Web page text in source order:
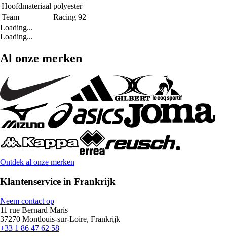
Hoofdmateriaal polyester
Team
Racing 92
Loading...
Loading...
Al onze merken
Ontdek al onze merken
Klantenservice in Frankrijk
Neem contact op
11 rue Bernard Maris
37270 Montlouis-sur-Loire, Frankrijk
+33 1 86 47 62 58